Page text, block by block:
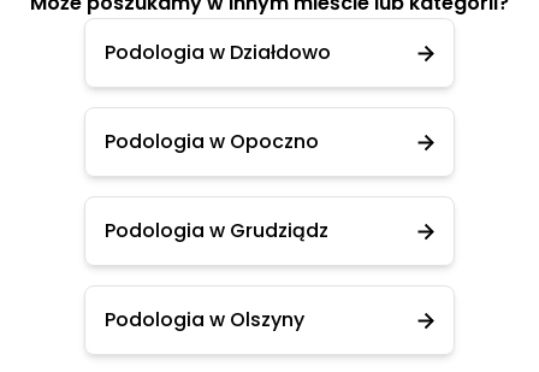
Podologia w Działdowo
Podologia w Opoczno
Podologia w Grudziądz
Podologia w Olszyny